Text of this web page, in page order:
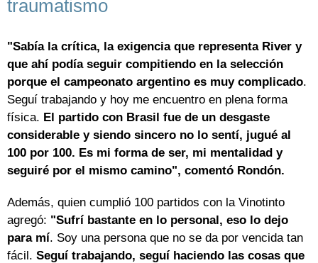
traumatismo
"Sabía la crítica, la exigencia que representa River y
que ahí podía seguir compitiendo en la selección
porque el campeonato argentino es muy complicado.
Seguí trabajando y hoy me encuentro en plena forma
física. El partido con Brasil fue de un desgaste
considerable y siendo sincero no lo sentí, jugué al
100 por 100. Es mi forma de ser, mi mentalidad y
seguiré por el mismo camino", comentó Rondón.
Además, quien cumplió 100 partidos con la Vinotinto
agregó: "Sufrí bastante en lo personal, eso lo dejo
para mí. Soy una persona que no se da por vencida tan
fácil. Seguí trabajando, seguí haciendo las cosas que